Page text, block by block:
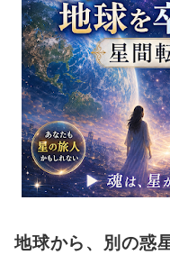
地球から、別の惑